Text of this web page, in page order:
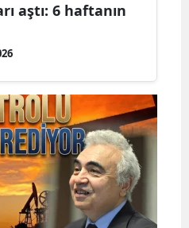
aştı: 6 haftanın